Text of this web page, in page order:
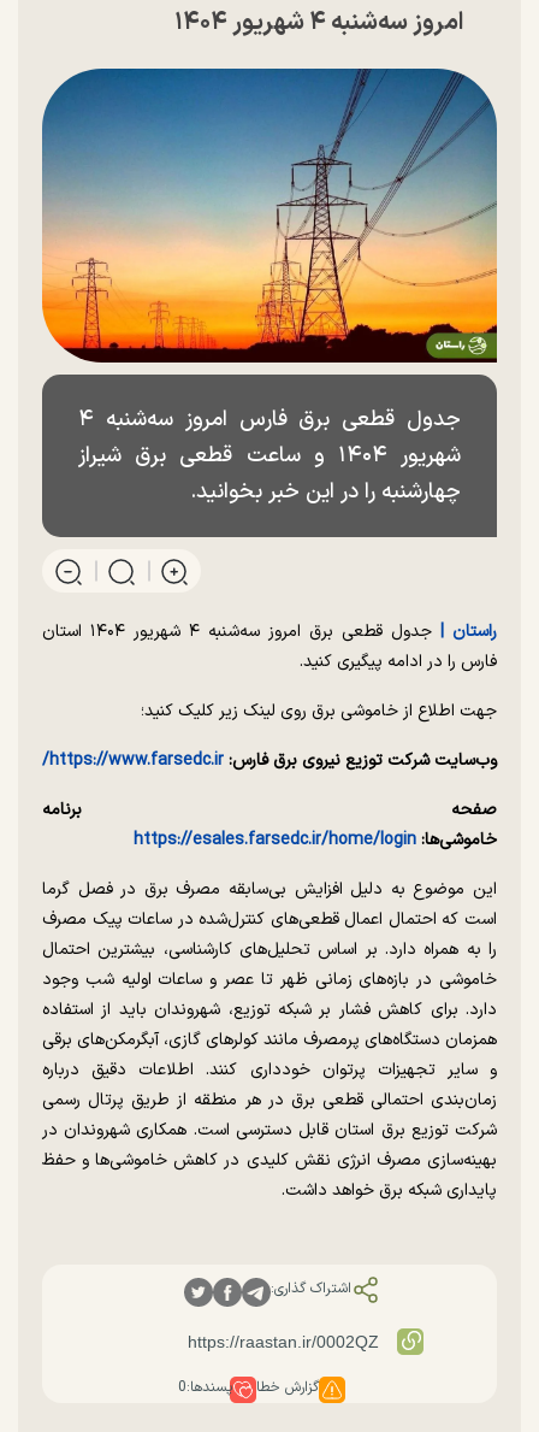
امروز سه‌شنبه ۴ شهریور ۱۴۰۴
جدول قطعی برق فارس امروز سه‌شنبه ۴
شهریور ۱۴۰۴ و ساعت قطعی برق شیراز
چهارشنبه را در این خبر بخوانید.
راستان |
جدول قطعی برق امروز سه‌شنبه ۴ شهریور ۱۴۰۴ استان
فارس را در ادامه پیگیری کنید.
جهت اطلاع از خاموشی برق روی لینک زیر کلیک کنید؛
وب‌سایت شرکت توزیع نیروی برق فارس:https://www.farsedc.ir/
صفحه برنامه
خاموشی‌ها:https://esales.farsedc.ir/home/login
این موضوع به دلیل افزایش بی‌سابقه مصرف برق در فصل گرما
است که احتمال اعمال قطعی‌های کنترل‌شده در ساعات پیک مصرف
را به همراه دارد. بر اساس تحلیل‌های کارشناسی، بیشترین احتمال
خاموشی در بازه‌های زمانی ظهر تا عصر و ساعات اولیه شب وجود
دارد. برای کاهش فشار بر شبکه توزیع، شهروندان باید از استفاده
همزمان دستگاه‌های پرمصرف مانند کولرهای گازی، آبگرمکن‌های برقی
و سایر تجهیزات پرتوان خودداری کنند. اطلاعات دقیق درباره
زمان‌بندی احتمالی قطعی برق در هر منطقه از طریق پرتال رسمی
شرکت توزیع برق استان قابل دسترسی است. همکاری شهروندان در
بهینه‌سازی مصرف انرژی نقش کلیدی در کاهش خاموشی‌ها و حفظ
پایداری شبکه برق خواهد داشت.
اشتراک گذاری:
گزارش خطا پسندها:0